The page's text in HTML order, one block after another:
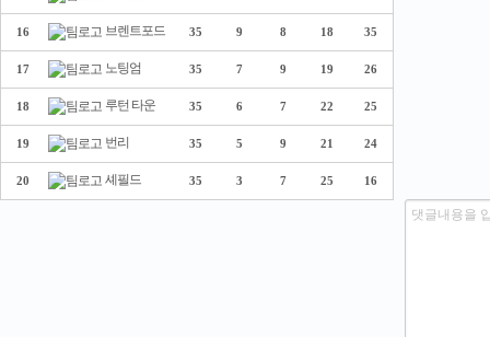
16 브렌트포드 35 9 8 18 35
17 노팅엄 35 7 9 19 26
18 루턴 타운 35 6 7 22 25
19 번리 35 5 9 21 24
20 셰필드 35 3 7 25 16